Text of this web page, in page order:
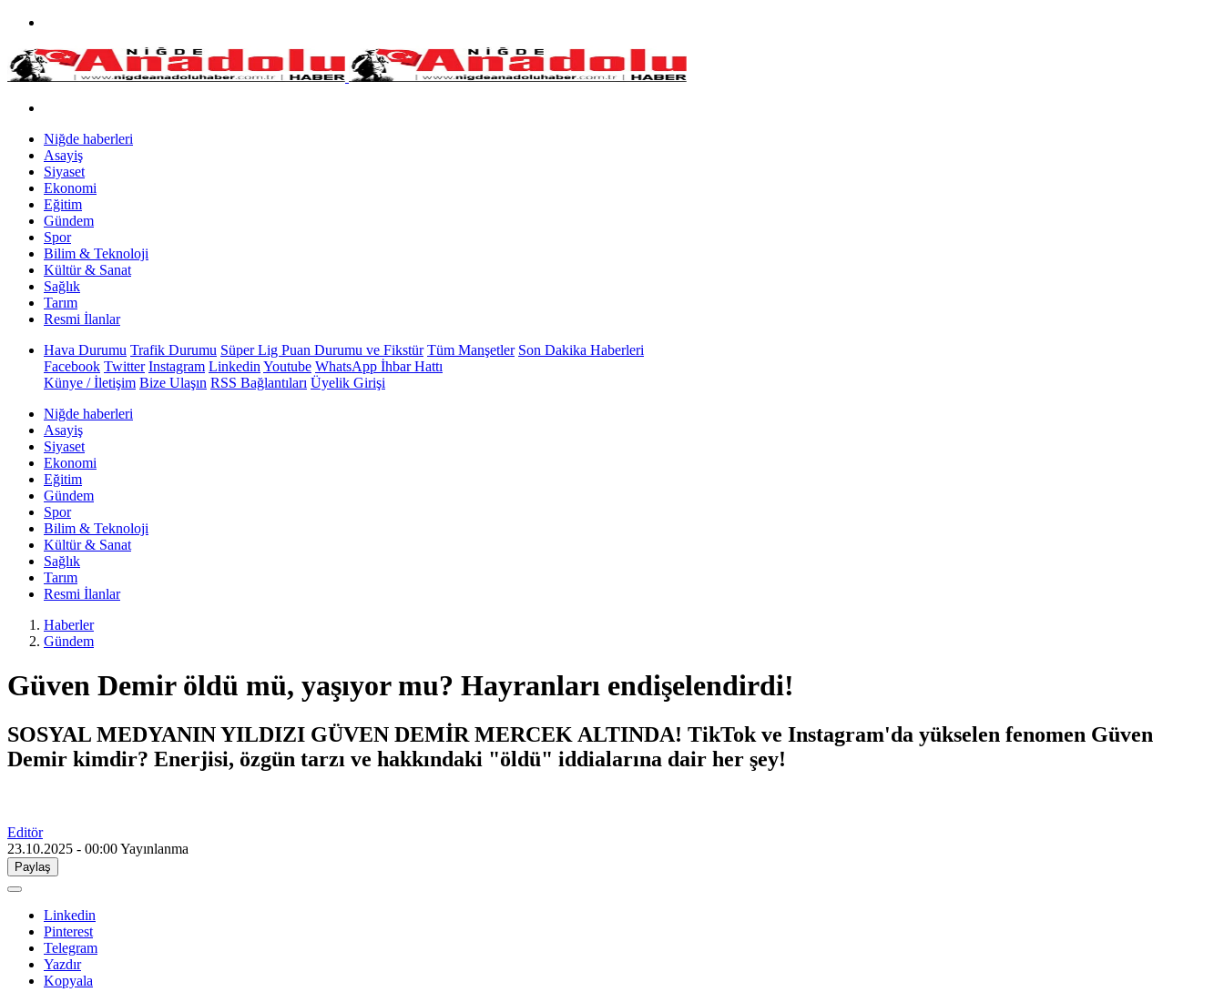
Niğde haberleri
Asayiş
Siyaset
Ekonomi
Eğitim
Gündem
Spor
Bilim & Teknoloji
Kültür & Sanat
Sağlık
Tarım
Resmi İlanlar
Hava Durumu Trafik Durumu Süper Lig Puan Durumu ve Fikstür Tüm Manşetler Son Dakika Haberleri
Facebook Twitter Instagram Linkedin Youtube WhatsApp İhbar Hattı
Künye / İletişim Bize Ulaşın RSS Bağlantıları Üyelik Girişi
Niğde haberleri
Asayiş
Siyaset
Ekonomi
Eğitim
Gündem
Spor
Bilim & Teknoloji
Kültür & Sanat
Sağlık
Tarım
Resmi İlanlar
Haberler
Gündem
Güven Demir öldü mü, yaşıyor mu? Hayranları endişelendirdi!
SOSYAL MEDYANIN YILDIZI GÜVEN DEMİR MERCEK ALTINDA! TikTok ve Instagram'da yükselen fenomen Güven
Demir kimdir? Enerjisi, özgün tarzı ve hakkındaki "öldü" iddialarına dair her şey!
Editör
23.10.2025 - 00:00Yayınlanma
Paylaş
Linkedin
Pinterest
Telegram
Yazdır
Kopyala